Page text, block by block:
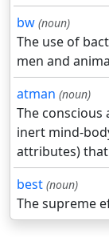
bw (noun)
The use of
men and
atman (noun)
The
inert mind-
attributes)
best (noun)
The supreme